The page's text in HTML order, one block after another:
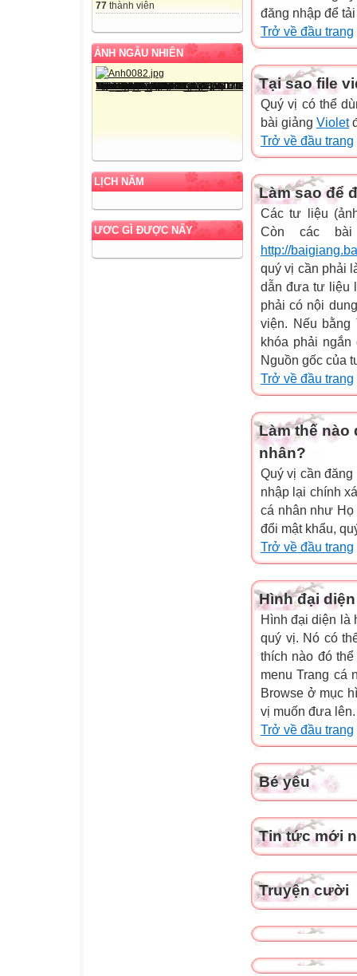
77 thành viên
ẢNH NGẪU NHIÊN
LỊCH NĂM
ƯƠC GÌ ĐƯỢC NẤY
đăng nhập để
Trở về đầu trang
Tại sao file
Quý vị có thể
bài giảng Violet
Trở về đầu trang
Làm sao để
Các tư liệu
Còn các bài
http://
quý vị cần phải
dẫn đưa tư liệu
phải có nội
viện. Nếu bằng
khóa phải
Nguồn gốc của
Trở về đầu trang
Làm thế nào
nhân?
Quý vị cần
nhập lại chính
cá nhân như Họ
đổi mật khẩu,
Trở về đầu trang
Hình đại
Hình đại diện là
quý vị. Nó có
thích nào đó
menu Trang cá
Browse ở mục
vị muốn đưa lên.
Trở về đầu trang
Bé yêu
Tin tức mới
Truyện cười